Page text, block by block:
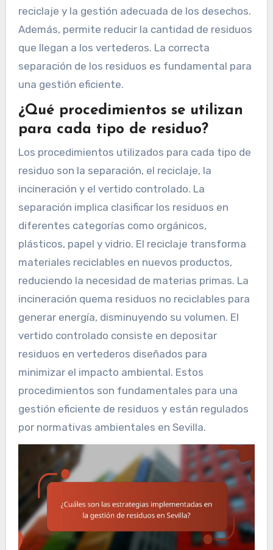
reciclaje y la gestión adecuada de los desechos.
Además, permite reducir la cantidad de residuos
que llegan a los vertederos. La correcta
separación de los residuos es fundamental para
una gestión eficiente.
¿Qué procedimientos se utilizan
para cada tipo de residuo?
Los procedimientos utilizados para cada tipo de
residuo son la separación, el reciclaje, la
incineración y el vertido controlado. La
separación implica clasificar los residuos en
diferentes categorías como orgánicos,
plásticos, papel y vidrio. El reciclaje transforma
materiales reciclables en nuevos productos,
reduciendo la necesidad de materias primas. La
incineración quema residuos no reciclables para
generar energía, disminuyendo su volumen. El
vertido controlado consiste en depositar
residuos en vertederos diseñados para
minimizar el impacto ambiental. Estos
procedimientos son fundamentales para una
gestión eficiente de residuos y están regulados
por normativas ambientales en Sevilla.